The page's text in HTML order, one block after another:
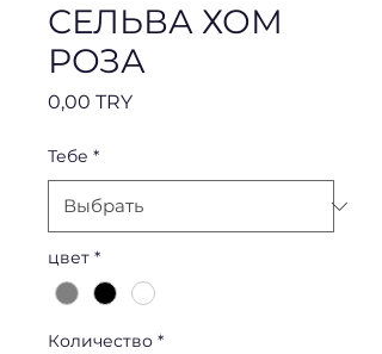
СЕЛЬВА ХОМ
РОЗА
0,00 TRYЦена
Тебе *
цвет *
Количество *